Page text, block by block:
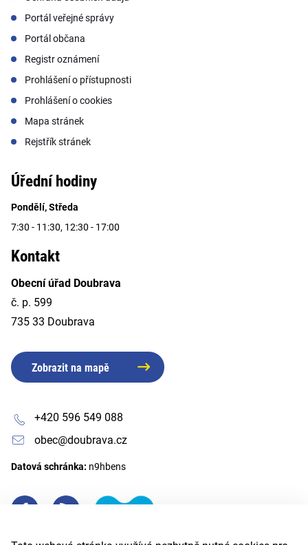
Portál veřejné správy
Portál občana
Registr oznámení
Prohlášení o přístupnosti
Prohlášení o cookies
Mapa stránek
Rejstřík stránek
Úřední hodiny
Pondělí, Středa
7:30 - 11:30, 12:30 - 17:00
Kontakt
Obecní úřad Doubrava
č. p. 599
735 33 Doubrava
Zobrazit na mapě
+420 596 549 088
obec@doubrava.cz
Datová schránka: n9hbens